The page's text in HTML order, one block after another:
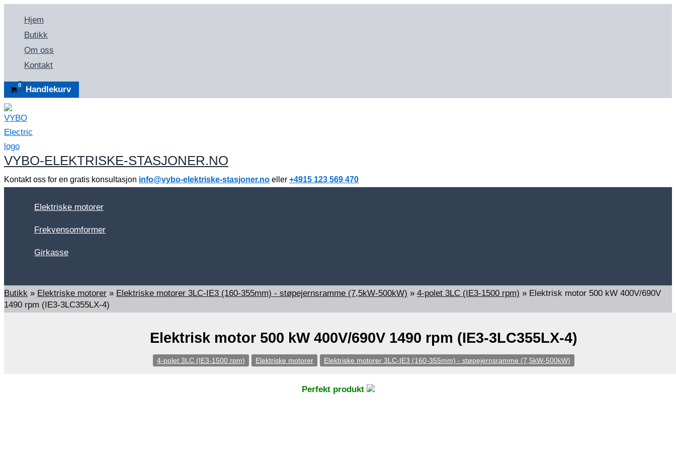
content
Hjem
Butikk
Om oss
Kontakt
Handlekurv
VYBO-ELEKTRISKE-STASJONER.NO
Kontakt oss for en gratis konsultasjon info@vybo-elektriske-stasjoner.no eller +4915 123 569 470
Elektriske motorer
Frekvensomformer
Girkasse
Butikk » Elektriske motorer » Elektriske motorer 3LC-IE3 (160-355mm) - støpejernsramme (7,5kW-500kW) » 4-polet 3LC (IE3-1500 rpm) » Elektrisk motor 500 kW 400V/690V
1490 rpm (IE3-3LC355LX-4)
Elektrisk motor 500 kW 400V/690V 1490 rpm (IE3-3LC355LX-4)
4-polet 3LC (IE3-1500 rpm) Elektriske motorer Elektriske motorer 3LC-IE3 (160-355mm) - støpejernsramme (7,5kW-500kW)
Perfekt produkt